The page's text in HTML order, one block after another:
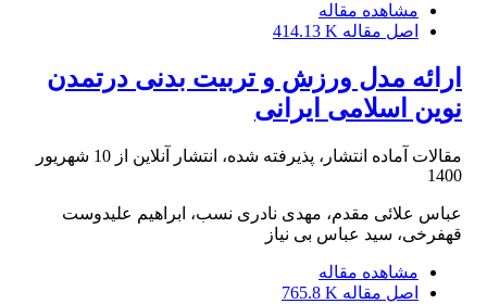
مشاهده مقاله
اصل مقاله 414.13 K
ارائه مدل ورزش و تربیت بدنی درتمدن
نوین اسلامی ایرانی
مقالات آماده انتشار، پذیرفته شده، انتشار آنلاین از
10 شهریور
1400
عباس علائی مقدم، مهدی نادری نسب، ابراهیم علیدوست
قهفرخی، سید عباس بی نیاز
مشاهده مقاله
اصل مقاله 765.8 K